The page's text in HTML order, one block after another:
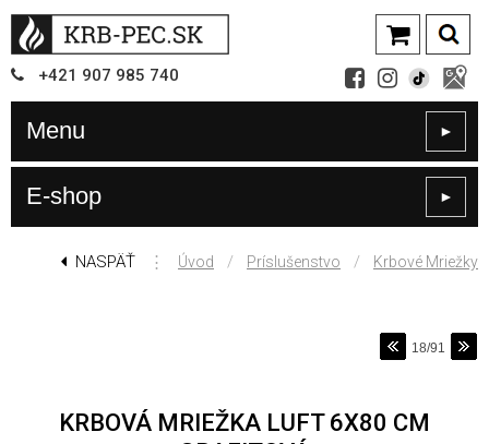
+421 907 985 740
Menu ►
E-shop ►
NASPÄŤ ⋮ Úvod / Príslušenstvo / Krbové Mriežky
18/91
KRBOVÁ MRIEŽKA LUFT 6X80 CM